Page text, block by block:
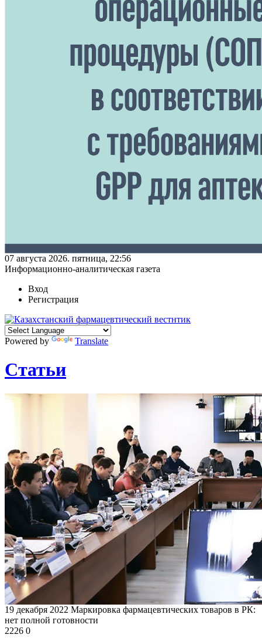
07 августа 2026. пятница, 22:56
Информационно-аналитическая газета
Вход
Регистрация
Powered by Translate
Статьи
19 декабря 2022 Маркировка фармацевтических товаров в РК:
нет полной готовности
2226 0